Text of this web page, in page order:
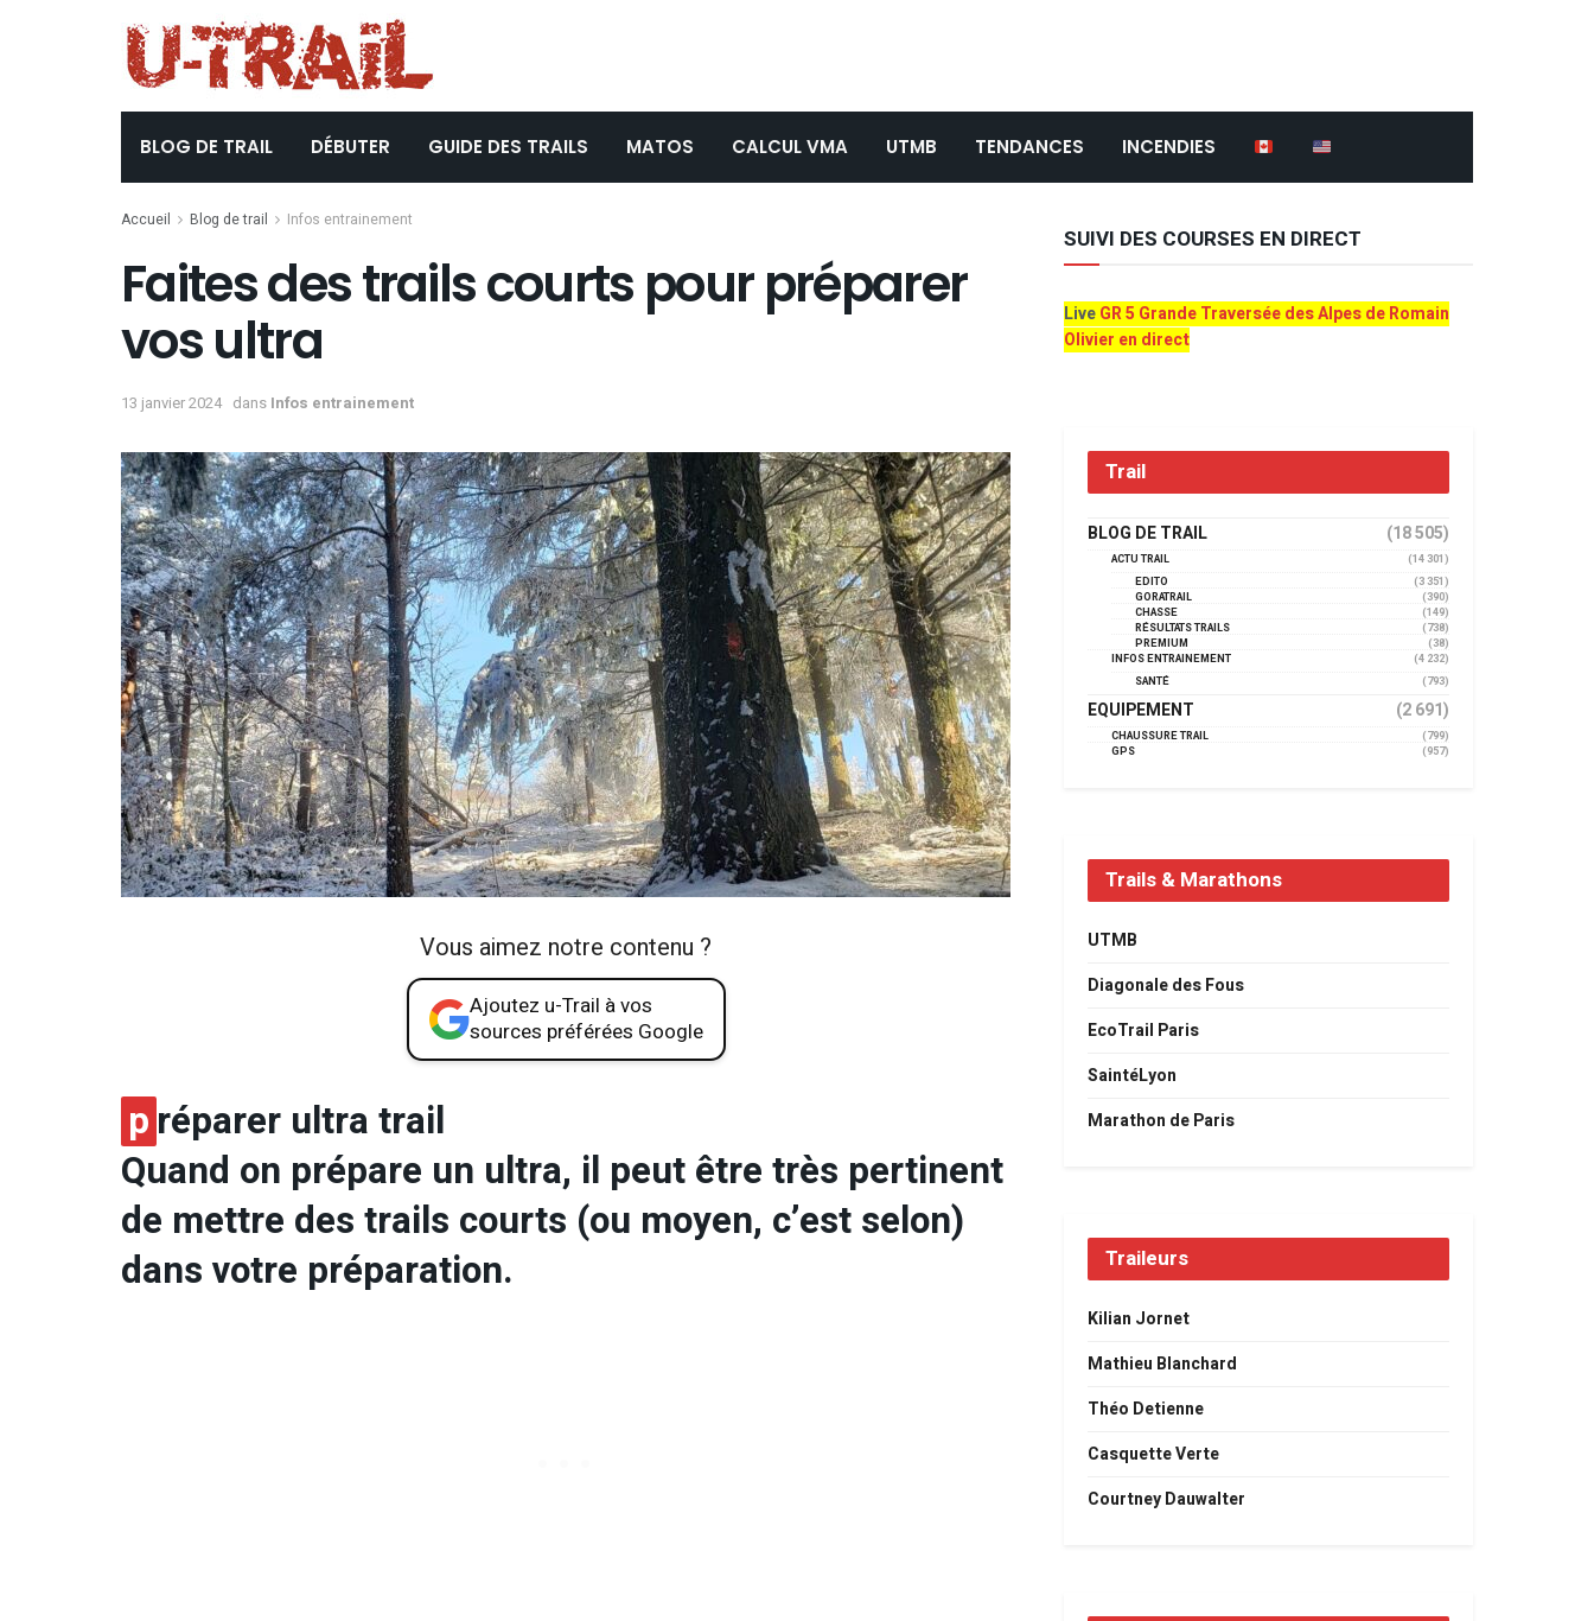
BLOG DE TRAIL DÉBUTER GUIDE DES TRAILS MATOS CALCUL VMA UTMB TENDANCES INCENDIES
Accueil Blog de trail Infos entrainement
Faites des trails courts pour préparer
vos ultra
13 janvier 2024 dans Infos entrainement
Vous aimez notre contenu ?
Ajoutez u-Trail à vos
sources préférées Google
préparer ultra trail
Quand on prépare un ultra, il peut être très pertinent
de mettre des trails courts (ou moyen, c’est selon)
dans votre préparation.
SUIVI DES COURSES EN DIRECT
LiveGR 5 Grande Traversée des Alpes de Romain
Olivier en direct
Trail
BLOG DE TRAIL (18 505)
ACTU TRAIL
(14 301)
EDITO
(3 351)
GORATRAIL
(390)
CHASSE
(149)
RÉSULTATS TRAILS
(738)
PREMIUM
(38)
INFOS ENTRAINEMENT
(4 232)
SANTÉ
(793)
EQUIPEMENT (2 691)
CHAUSSURE TRAIL
(799)
GPS
(957)
Trails & Marathons
UTMB
Diagonale des Fous
EcoTrail Paris
SaintéLyon
Marathon de Paris
Traileurs
Kilian Jornet
Mathieu Blanchard
Théo Detienne
Casquette Verte
Courtney Dauwalter